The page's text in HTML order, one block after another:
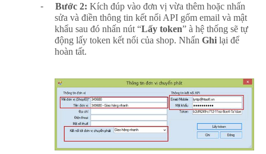
-
Bước 2: Kích đúp vào đơn vị vừa thêm hoặc nhấn
sửa và điền thông tin kết nối API gốm email và mật
khẩu sau đó nhấn nút “Lấy token” à hệ thống sẽ tự
động lấy token kết nối của shop. Nhấn Ghi lại để
hoàn tất.